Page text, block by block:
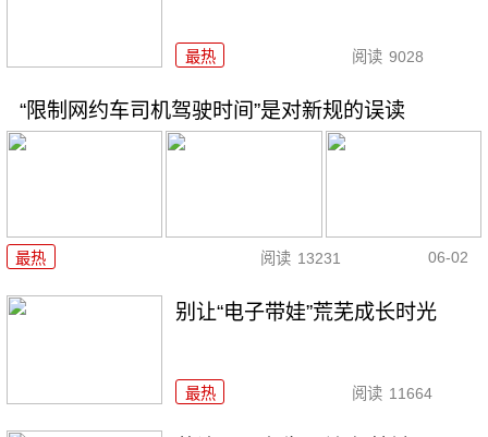
最热 阅读 9028
“限制网约车司机驾驶时间”是对新规的误读
最热 阅读 13231 06-02
别让“电子带娃”荒芜成长时光
最热 阅读 11664